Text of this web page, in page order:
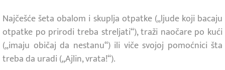
Najčešće šeta obalom i skuplja otpatke („ljude koji bacaju
otpatke po prirodi treba streljati“), traži naočare po kući
(„imaju običaj da nestanu“) ili viče svojoj pomoćnici šta
treba da uradi („Ajlin, vrata!“).